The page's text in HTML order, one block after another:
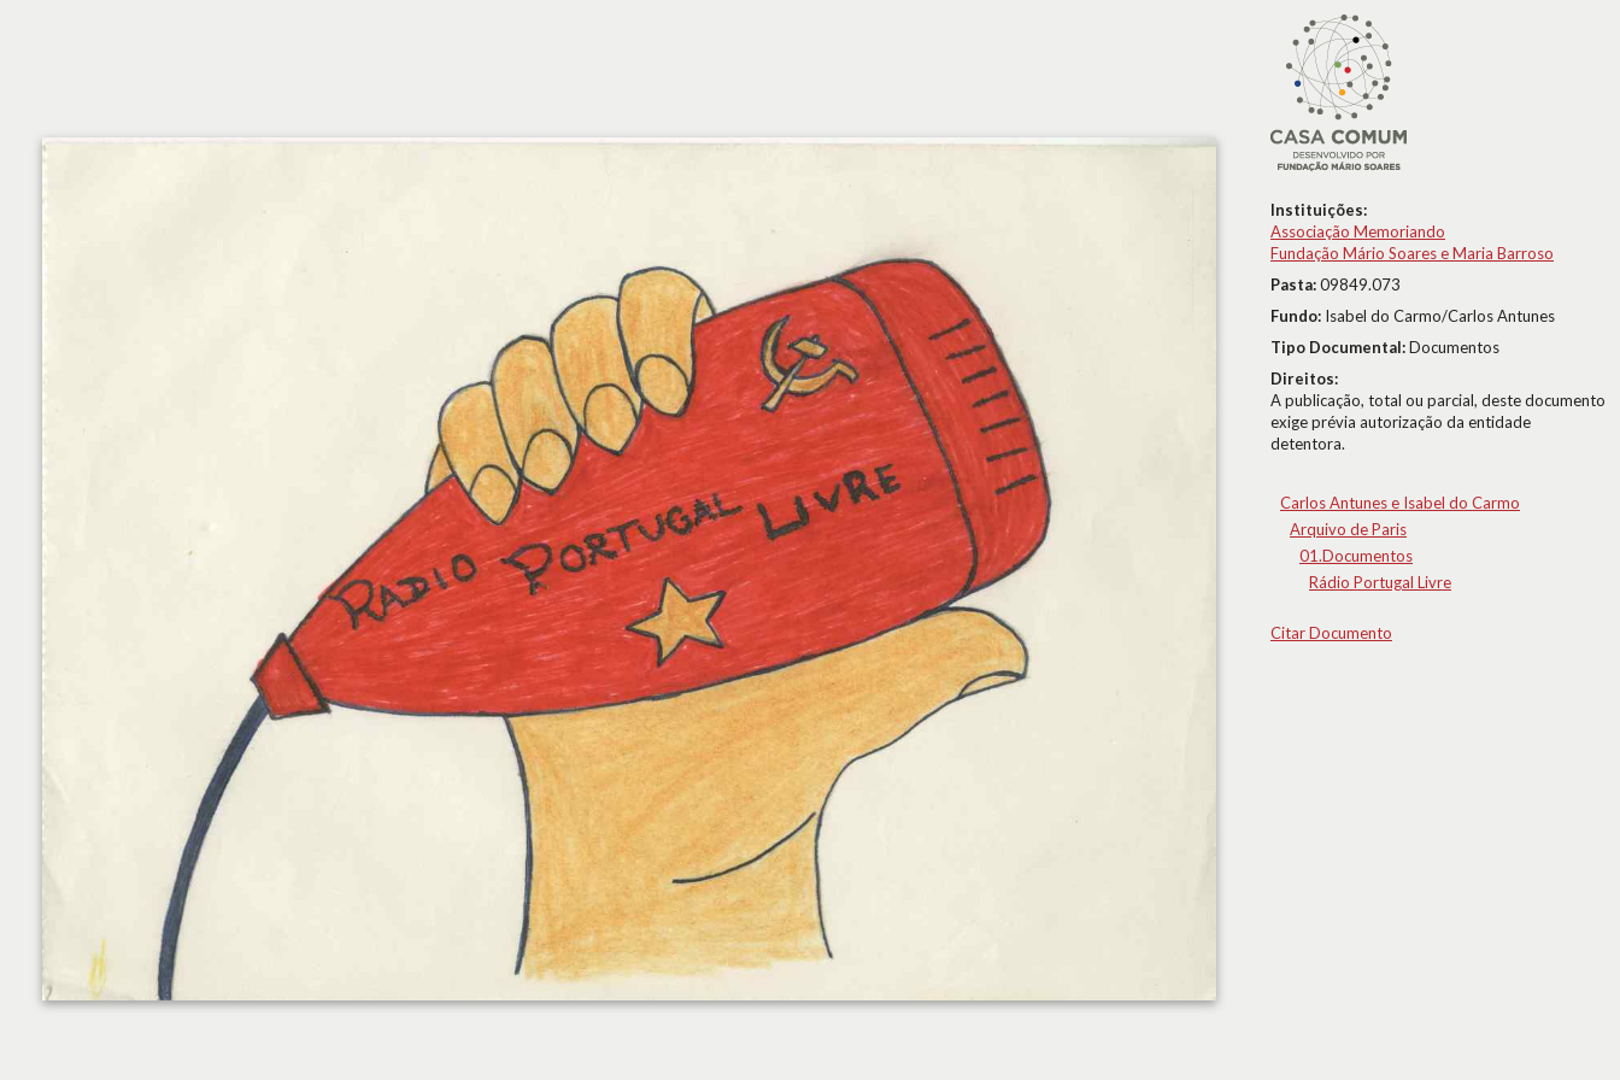
Instituições:
Associação Memoriando
Fundação Mário Soares e Maria Barroso
Pasta:09849.073
Fundo: Isabel do Carmo/Carlos Antunes
Tipo Documental:Documentos
Direitos:
A publicação, total ou parcial, deste documento
exige prévia autorização da entidade
detentora.
Carlos Antunes e Isabel do Carmo
Arquivo de Paris
01.Documentos
Rádio Portugal Livre
Citar Documento